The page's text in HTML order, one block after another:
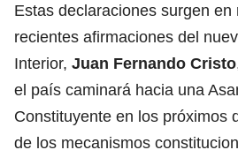
Estas declaraciones surgen en
recientes afirmaciones del
Interior, Juan Fernando Cristo
el país caminará hacia una
Constituyente en los próximos
de los mecanismos